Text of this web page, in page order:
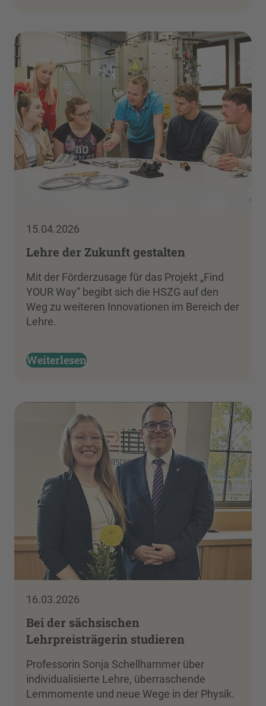
15.04.2026
Lehre der Zukunft gestalten
Mit der Förderzusage für das Projekt „Find
YOUR Way“ begibt sich die HSZG auf den
Weg zu weiteren Innovationen im Bereich der
Lehre.
Weiterlesen
16.03.2026
Bei der sächsischen
Lehrpreisträgerin studieren
Professorin Sonja Schellhammer über
individualisierte Lehre, überraschende
Lernmomente und neue Wege in der Physik.